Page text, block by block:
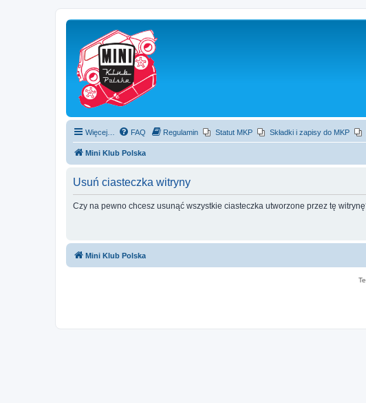
Więcej… FAQ Regulamin Statut MKP Składki i zapisy do MKP
Mini Klub Polska
Usuń ciasteczka witryny
Czy na pewno chcesz usunąć wszystkie ciasteczka utworzone przez tę
Mini Klub Polska